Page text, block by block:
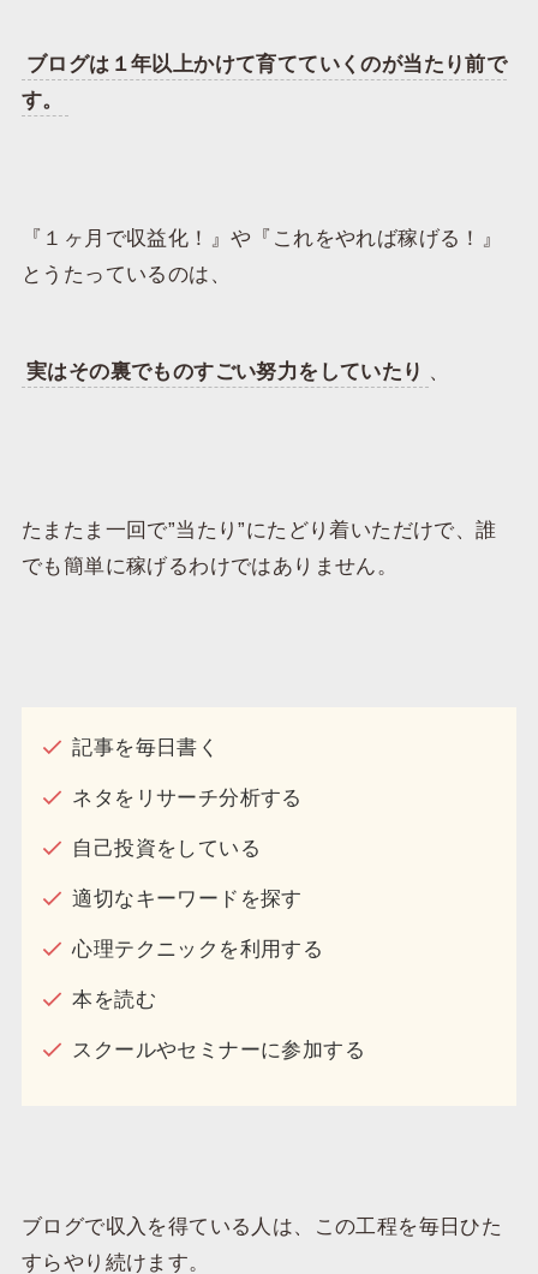
ブログは１年以上かけて育てていくのが当たり前で
す。
『１ヶ月で収益化！』や『これをやれば稼げる！』
とうたっているのは、
実はその裏でものすごい努力をしていたり 、
たまたま一回で”当たり”にたどり着いただけで、誰
でも簡単に稼げるわけではありません。
記事を毎日書く
ネタをリサーチ分析する
自己投資をしている
適切なキーワードを探す
心理テクニックを利用する
本を読む
スクールやセミナーに参加する
ブログで収入を得ている人は、この工程を毎日ひた
すらやり続けます。